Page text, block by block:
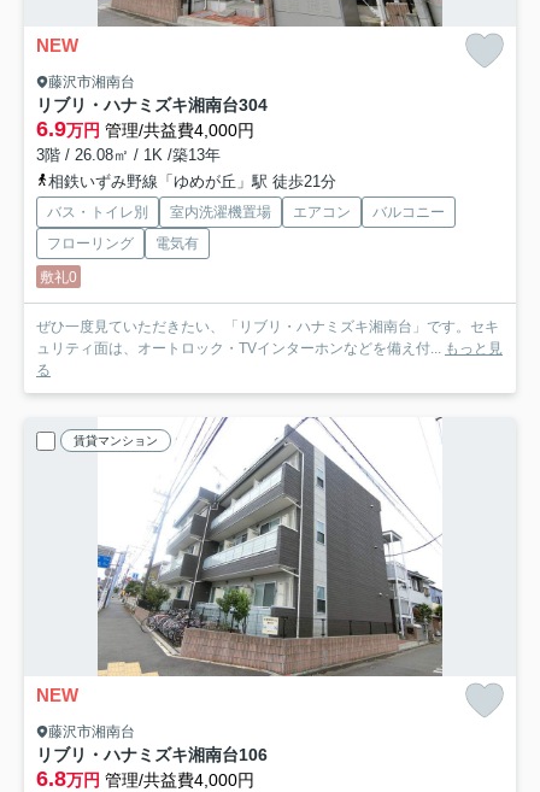
NEW
藤沢市湘南台
リブリ・ハナミズキ湘南台304
6.9万円 管理/共益費4,000円
3階 / 26.08㎡ / 1K /築13年
相鉄いずみ野線「ゆめが丘」駅 徒歩21分
バス・トイレ別 室内洗濯機置場 エアコン
バルコニー
フローリング
電気有
敷礼0
ぜひ一度見ていただきたい、「リブリ・ハナミズキ湘南台」です。セキ
ュリティ面は、オートロック・TVインターホンなどを備え付... もっと見
る
賃貸マンション
NEW
藤沢市湘南台
リブリ・ハナミズキ湘南台106
6.8万円 管理/共益費4,000円